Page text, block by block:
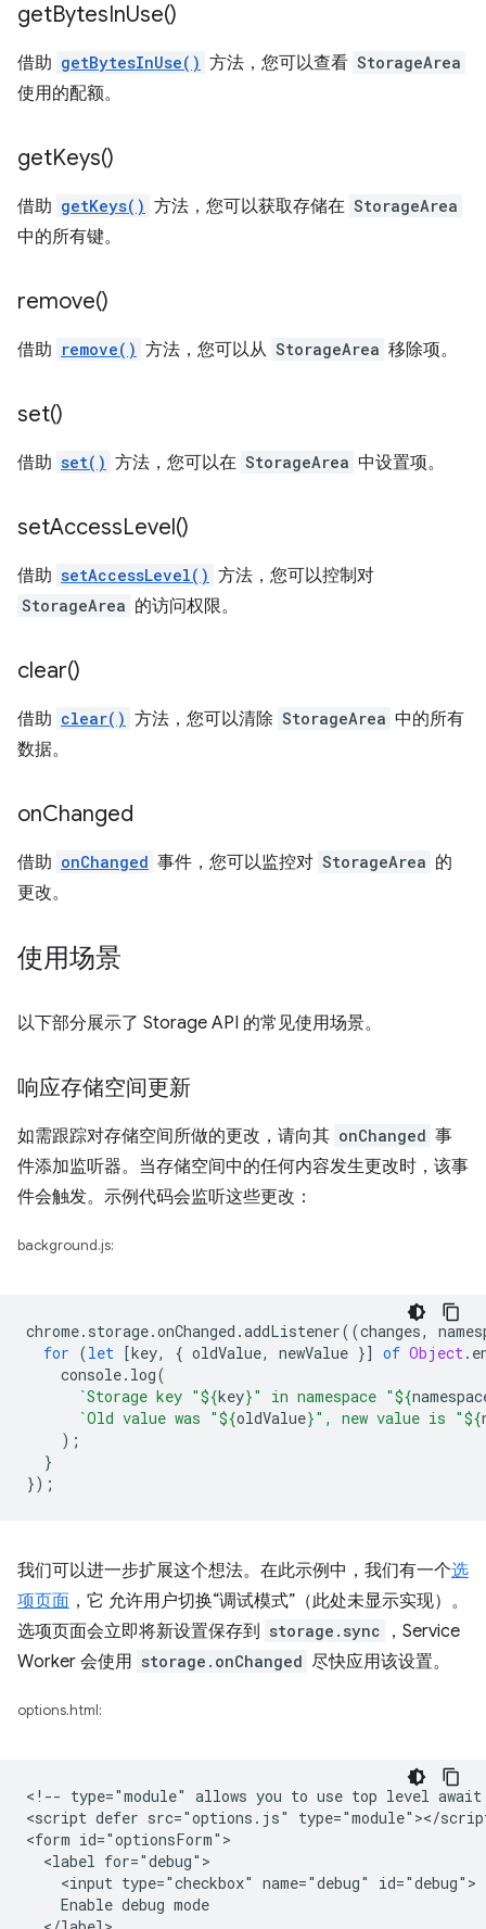
getBytesInUse()
借助 getBytesInUse() 方法，您可以查看 StorageArea
使用的配额。
getKeys()
借助 getKeys() 方法，您可以获取存储在 StorageArea
中的所有键。
remove()
借助 remove() 方法，您可以从 StorageArea 移除项。
set()
借助 set() 方法，您可以在 StorageArea 中设置项。
setAccessLevel()
借助 setAccessLevel() 方法，您可以控制对
StorageArea 的访问权限。
clear()
借助 clear() 方法，您可以清除 StorageArea 中的所有
数据。
onChanged
借助 onChanged 事件，您可以监控对 StorageArea 的
更改。
使用场景
以下部分展示了 Storage API 的常见使用场景。
响应存储空间更新
如需跟踪对存储空间所做的更改，请向其 onChanged 事
件添加监听器。当存储空间中的任何内容发生更改时，该事
件会触发。示例代码会监听这些更改：
background.js:
chrome. storage.onChanged .addListener((changes,
for (let [key, { oldValue, newValue }] of Object.
console. log(
`Storage key "${key}" in namespace "${
`Old value was "${oldValue}", new value is "${
);
}
});
我们可以进一步扩展这个想法。在此示例中，我们有一个选
项页面 ，它 允许用户切换“调试模式”（此处未显示实现）。
选项页面会立即将新设置保存到 storage.sync
，Service
Worker 会使用 storage.onChanged 尽快应用该设置。
options.html:
<!-- type="module" allows you to use top level
<script defer src="options.js" type="module"></
<form id="optionsForm">
  <label for="debug">
    <input type="checkbox" name="debug" id="debug">
    Enable debug mode